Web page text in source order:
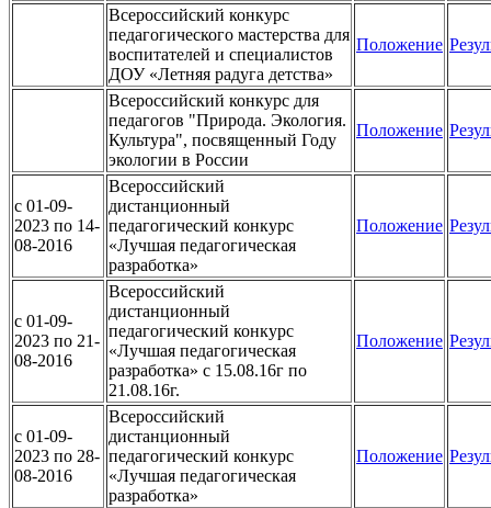
Всероссийский конкурс
педагогического мастерства для
воспитателей и специалистов
ДОУ «Летняя радуга детства»
Положение
Всероссийский конкурс для
педагогов "Природа. Экология.
Культура", посвященный Году
экологии в России
Положение
c 01-09-
2023 по 14-
08-2016
Всероссийский
дистанционный
педагогический конкурс
«Лучшая педагогическая
разработка»
Положение
c 01-09-
2023 по 21-
08-2016
Всероссийский
дистанционный
педагогический конкурс
«Лучшая педагогическая
разработка» с 15.08.16г по
21.08.16г.
Положение
c 01-09-
2023 по 28-
08-2016
Всероссийский
дистанционный
педагогический конкурс
«Лучшая педагогическая
разработка»
Положение